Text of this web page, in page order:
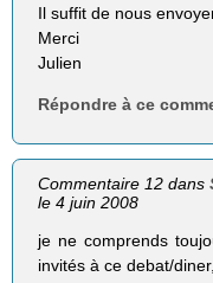
Il suffit de nous
Merci
Julien
Répondre à ce
Commentaire 12 dans
le 4 juin 2008
je ne comprends
invités à ce debat/